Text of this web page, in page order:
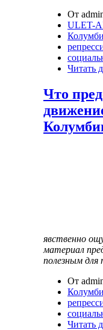
От
ULET-
Читать
Что
явственно
материал
полезным для
От
Читать